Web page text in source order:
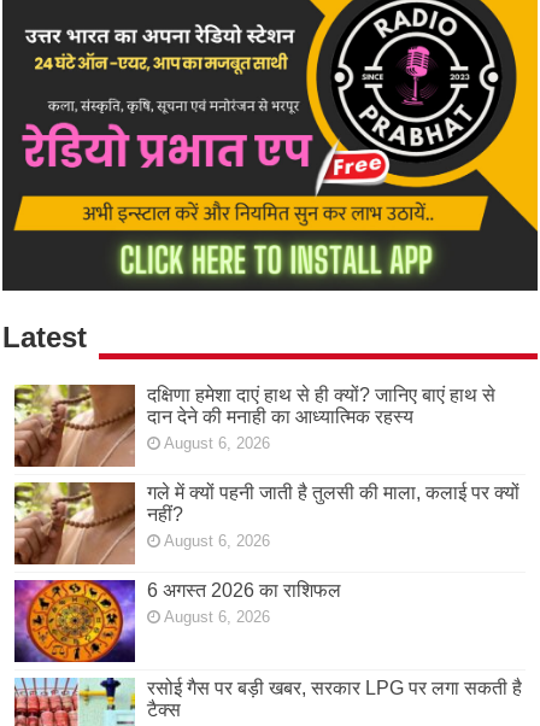
Latest
दक्षिणा हमेशा दाएं हाथ से ही क्यों? जानिए बाएं हाथ से
दान देने की मनाही का आध्यात्मिक रहस्य
August 6, 2026
गले में क्यों पहनी जाती है तुलसी की माला, कलाई पर क्यों
नहीं?
August 6, 2026
6 अगस्त 2026 का राशिफल
August 6, 2026
रसोई गैस पर बड़ी खबर, सरकार LPG पर लगा सकती है
टैक्स